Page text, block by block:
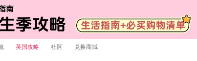
英国攻略 社区 兑换商城